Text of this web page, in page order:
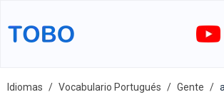
Idiomas Vocabulario Portugués Gente